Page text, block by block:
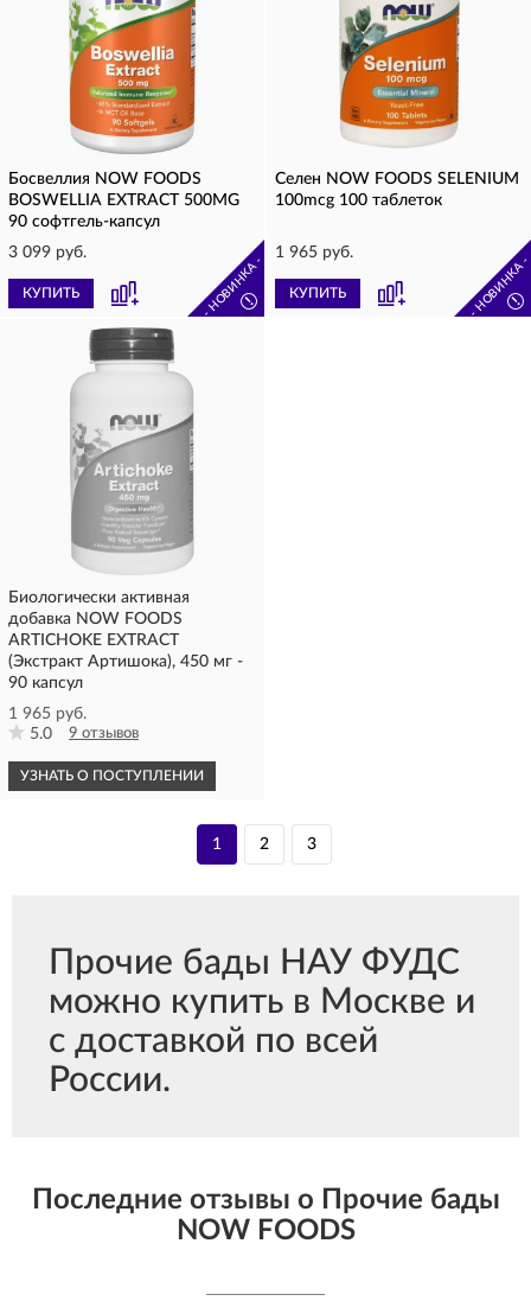
Босвеллия NOW FOODS
BOSWELLIA EXTRACT 500MG
90 софтгель-капсул
3 099 руб.
КУПИТЬ - НОВИНКА -
!
Селен NOW FOODS SELENIUM
100mcg 100 таблеток
1 965 руб.
КУПИТЬ - НОВИНКА -
!
Биологически активная
добавка NOW FOODS
ARTICHOKE EXTRACT
(Экстракт Артишока), 450 мг -
90 капсул
1 965 руб.
5.0
9 отзывов
УЗНАТЬ О ПОСТУПЛЕНИИ
1 2 3
Прочие бады НАУ ФУДС
можно купить в Москве и
с доставкой по всей
России.
Последние отзывы о Прочие бады
NOW FOODS